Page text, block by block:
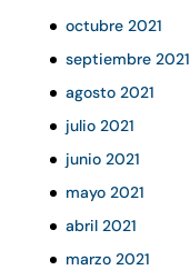
octubre 2021
septiembre 2021
agosto 2021
julio 2021
junio 2021
mayo 2021
abril 2021
marzo 2021